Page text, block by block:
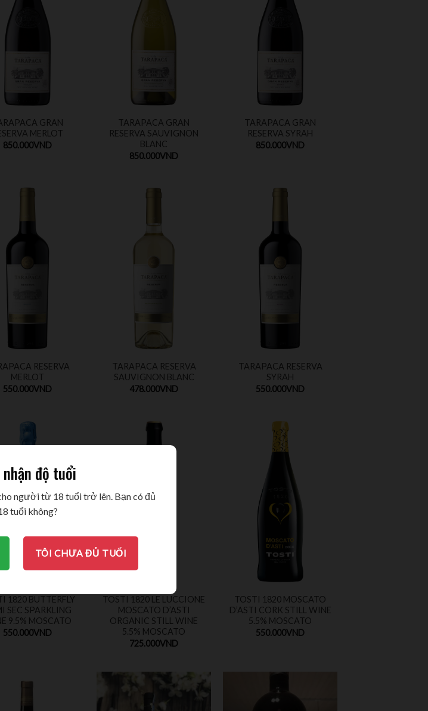
GRAN
MERLOT
850.000VND
TARAPACA GRAN
RESERVA SAUVIGNON
BLANC
850.000VND
TARAPACA GRAN
RESERVA SYRAH
850.000VND
RESERVA
MERLOT
550.000VND
TARAPACA RESERVA
SAUVIGNON BLANC
478.000VND
TARAPACA RESERVA
SYRAH
550.000VND
1820 BUTTERFLY
SEC SPARKLING
9.5% MOSCATO
550.000VND
TOSTI 1820 LE LUCCIONE
MOSCATO D’ASTI
ORGANIC STILL WINE
5.5% MOSCATO
725.000VND
TOSTI 1820 MOSCATO
D’ASTI CORK STILL WINE
5.5% MOSCATO
550.000VND
độ tuổi
người từ 18 tuổi trở lên. Bạn có đủ
tuổi không?
TÔI CHƯA ĐỦ TUỔI